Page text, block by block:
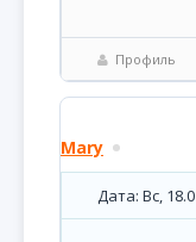
Профиль
Mary
Дата: Вс,